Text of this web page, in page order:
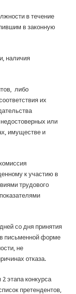
в течение
в законную
наличия
либо
их
или
имуществе и
к участию в
трудового
со дня принятия
письменной форме
не
отказа.
этапа конкурса
претендентов,